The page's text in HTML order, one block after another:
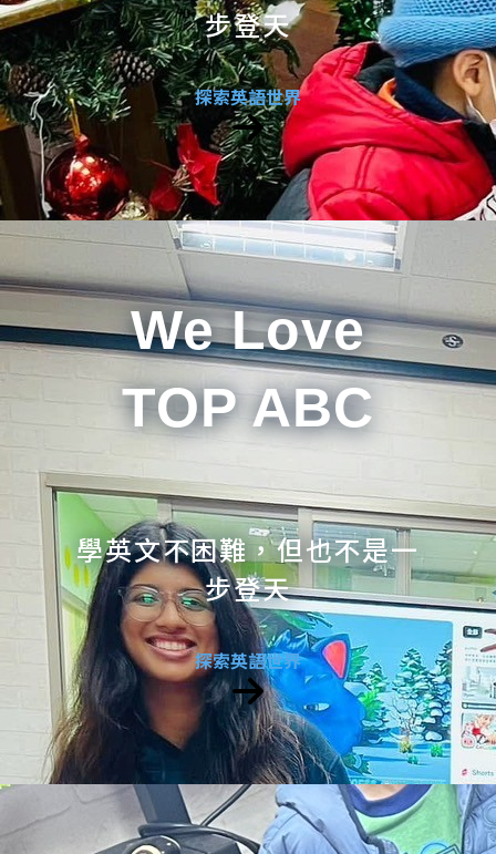
步登天
探索英語世界
We Love
TOP ABC
學英文不困難，但也不是一
步登天
探索英語世界